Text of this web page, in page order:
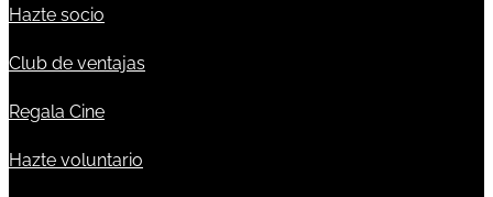
Hazte socio
Club de ventajas
Regala Cine
Hazte voluntario